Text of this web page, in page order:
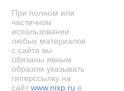
При полном или
частичном
использовании
любых материалов
с сайта вы
обязаны явным
образом указывать
гиперссылку на
сайт www.nixp.ru в